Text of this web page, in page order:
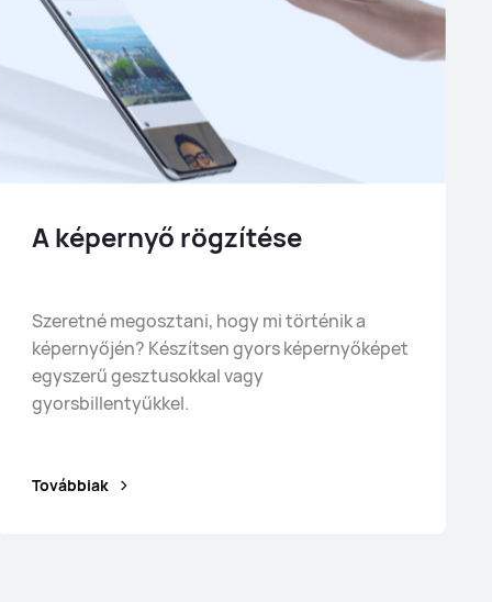
A képernyő rögzítése
Szeretné megosztani, hogy mi történik a
képernyőjén? Készítsen gyors képernyőképet
egyszerű gesztusokkal vagy
gyorsbillentyűkkel.
Továbbiak